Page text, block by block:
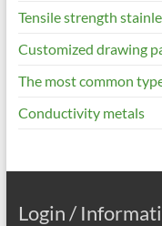
Tensile strength
Customized drawing
The most common
Conductivity metals
Login /